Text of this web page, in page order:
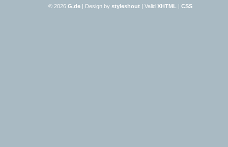
© 2026 G.de | Design by styleshout | Valid XHTML | CSS